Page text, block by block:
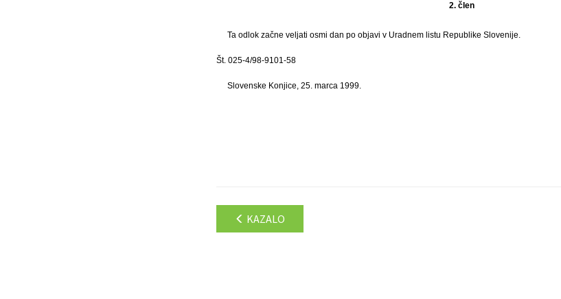
2. člen
Ta odlok začne veljati osmi dan po objavi v Uradnem listu Republike Slovenije.
Št. 025-4/98-9101-58
Slovenske Konjice, 25. marca 1999.
KAZALO